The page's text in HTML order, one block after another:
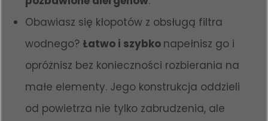
Obawiasz się kłopotów z obsługą filtra
wodnego? Łatwo i szybko napełnisz go i
opróżnisz bez konieczności rozbierania na
małe elementy. Jego konstrukcja oddzieli
od powietrza nie tylko zabrudzenia, ale